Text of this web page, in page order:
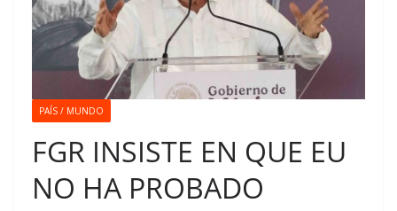
PAÍS / MUNDO
FGR INSISTE EN QUE EU
NO HA PROBADO